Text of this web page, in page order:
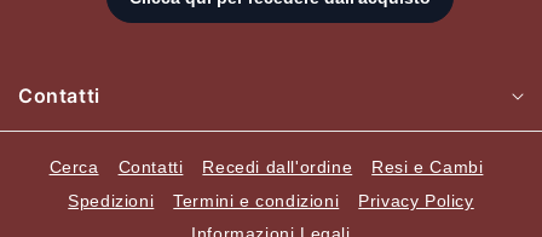
Contatti
Cerca Contatti Recedi dall'ordine
Resi e Cambi
Spedizioni
Termini e condizioni
Privacy Policy